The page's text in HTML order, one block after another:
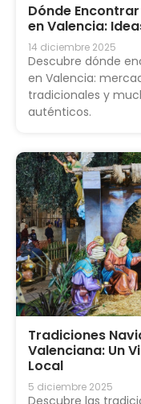
Dónde
en Valencia:
14 diciembre 2025
Descubre dónde
en Valencia:
tradicionales y
auténticos.
Tradiciones
Valenciana: Un
Local
5 diciembre 2025
Descubre las